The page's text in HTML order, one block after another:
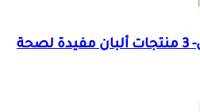
بديل مكمل البروتين- 3 منتجات ألبان مفيدة لصحة